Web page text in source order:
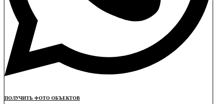
ПОЛУЧИТЬ ФОТО ОБЪЕКТОВ